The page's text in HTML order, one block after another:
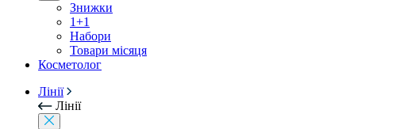
Знижки
1+1
Набори
Товари місяця
Косметолог
Лінії
Лінії